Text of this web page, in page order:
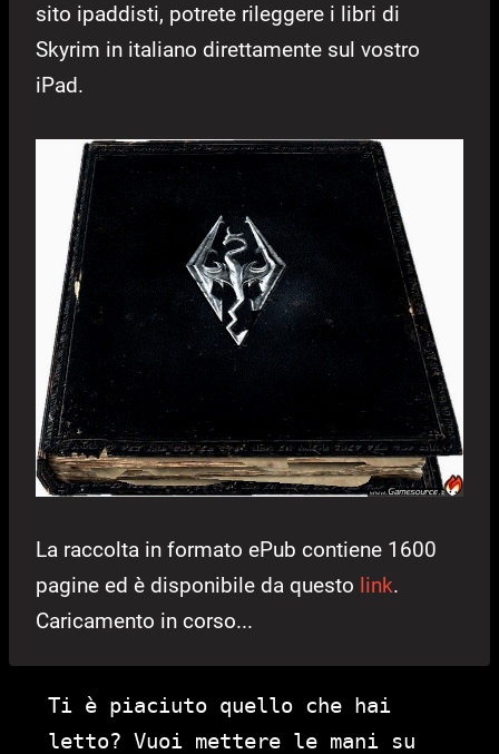
sito ipaddisti, potrete rileggere i libri di
Skyrim in italiano direttamente sul vostro
iPad.
La raccolta in formato ePub contiene 1600
pagine ed è disponibile da questo link.
Caricamento in corso...
Ti è piaciuto quello che hai
letto? Vuoi mettere le mani su